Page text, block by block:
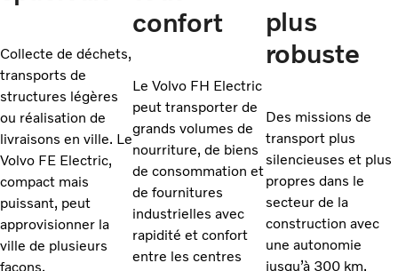
Collecte de déchets,
transports de
structures légères
ou réalisation de
livraisons en ville. Le
Volvo FE Electric,
compact mais
puissant, peut
approvisionner la
ville de plusieurs
façons.
confort
Le Volvo FH Electric
peut transporter de
grands volumes de
nourriture, de biens
de consommation et
de fournitures
industrielles avec
rapidité et confort
entre les centres
plus
robuste
Des missions de
transport plus
silencieuses et plus
propres dans le
secteur de la
construction avec
une autonomie
jusqu’à 300 km.